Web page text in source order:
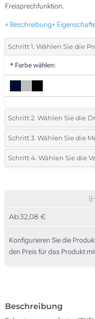
Freisprechfunktion.
+ Beschreibung+
Schritt 1. Wählen Sie die
* Farbe wählen:
Schritt 2. Wählen Sie die
*Wählen Sie die Druck- und
Doming (Auf einer Seite)
Schritt 3. Wählen Sie die
*Bitte wählen Sie Ihre
20
100
Schritt 4. Wählen Sie die
Ab:32,08 €
Konfigurieren Sie die
den Preis für das Produkt
Beschreibung